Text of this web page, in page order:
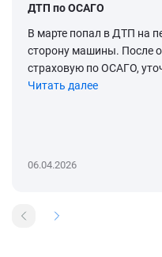
ДТП по ОСАГО
В марте попал в ДТП на
сторону машины. После
страховую по ОСАГО,
Читать далее
06.04.2026